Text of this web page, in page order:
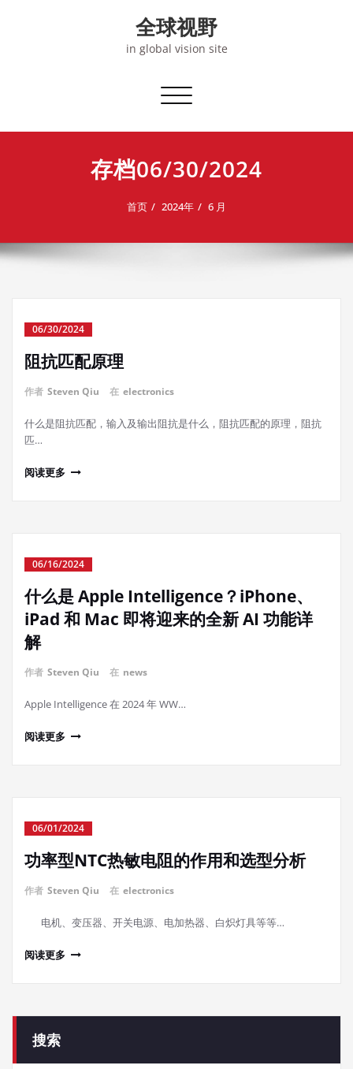
全球视野
in global vision site
切
导
存档06/30/2024
首页 2024年 6 月
06/30/2024
阻抗匹配原理
作者 Steven Qiu 在 electronics
什么是阻抗匹配，输入及输出阻抗是什么，阻抗匹配的原理，阻抗
匹…
阅读更多
06/16/2024
什么是 Apple Intelligence？iPhone、
iPad 和 Mac 即将迎来的全新 AI 功能详
解
作者 Steven Qiu 在 news
Apple Intelligence 在 2024 年 WW…
阅读更多
06/01/2024
功率型NTC热敏电阻的作用和选型分析
作者 Steven Qiu 在 electronics
电机、变压器、开关电源、电加热器、白炽灯具等等…
阅读更多
搜索